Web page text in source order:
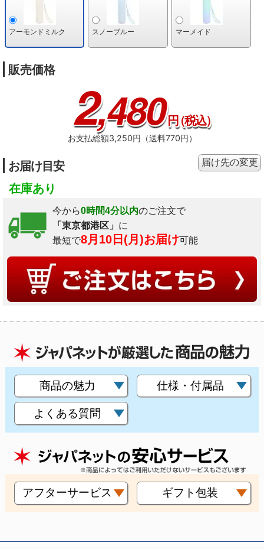
アーモンドミルク スノーブルー マーメイド
販売価格
2,480円（税込）
お支払総額3,250円（送料770円）
お届け目安
在庫あり
今から0時間4分以内のご注文で
「東京都港区」 に
最短で8月10日(月)お届け可能
届け先の変更
商品の魅力 仕様・付属品
よくある質問
アフターサービス ギフト包装